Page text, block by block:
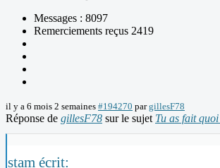
Messages : 8097
Remerciements reçus 2419
il y a 6 mois 2 semaines #194270 pargillesF78
Réponse de gillesF78 sur le sujet Tu as fait
stam écrit: